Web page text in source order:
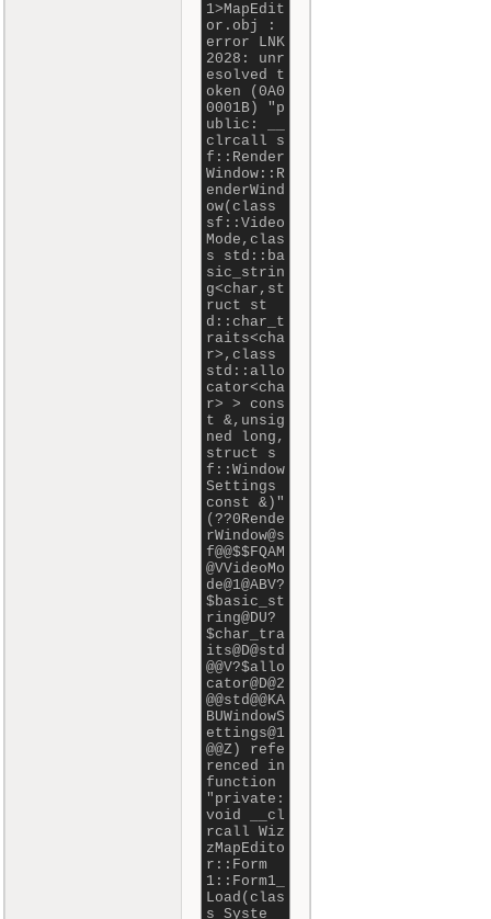
1>MapEdit
or.obj :
error LNK
2028: unr
esolved t
oken (0A0
0001B) "p
ublic: __
clrcall s
f::Render
Window::R
enderWind
ow(class
sf::Video
Mode,clas
s std::ba
sic_strin
g<char,st
ruct st
d::char_t
raits<cha
r>,class
std::allo
cator<cha
r> > cons
t &,unsig
ned long,
struct s
f::Window
Settings
const &)"
(??0Rende
rWindow@s
f@@$$FQAM
@VVideoMo
de@1@ABV?
$basic_st
ring@DU?
$char_tra
its@D@std
@@V?$allo
cator@D@2
@@std@@KA
BUWindowS
ettings@1
@@Z) refe
renced in
function
"private:
void __cl
rcall Wiz
zMapEdito
r::Form
1::Form1_
Load(clas
s Syste